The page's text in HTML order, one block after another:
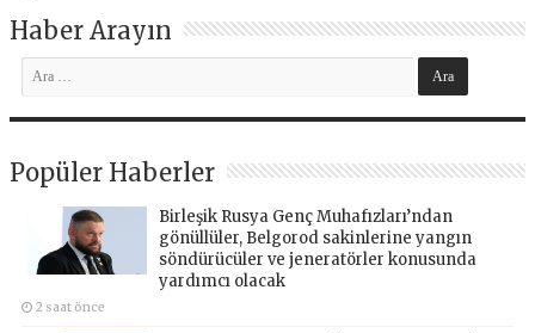
Haber Arayın
Popüler Haberler
Birleşik Rusya Genç Muhafızları’ndan
gönüllüler, Belgorod sakinlerine yangın
söndürücüler ve jeneratörler konusunda
yardımcı olacak
2 saat önce